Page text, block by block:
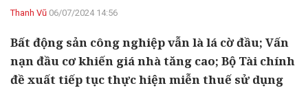
Thanh Vũ 06/07/2024 14:56
Bất động sản công nghiệp vẫn là lá cờ đầu; Vấn
nạn đầu cơ khiến giá nhà tăng cao; Bộ Tài chính
đề xuất tiếp tục thực hiện miễn thuế sử dụng